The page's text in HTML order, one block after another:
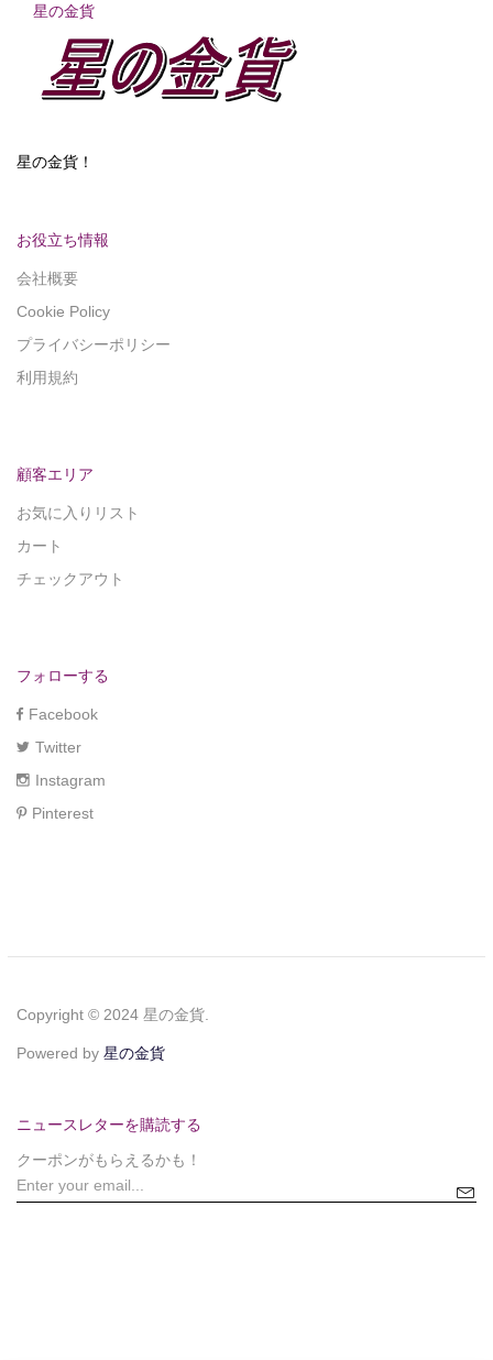
星の金貨
星の金貨！
お役立ち情報
会社概要
Cookie Policy
プライバシーポリシー
利用規約
顧客エリア
お気に入りリスト
カート
チェックアウト
フォローする
Facebook
Twitter
Instagram
Pinterest
Copyright © 2024 星の金貨.
Powered by 星の金貨
ニュースレターを購読する
クーポンがもらえるかも！